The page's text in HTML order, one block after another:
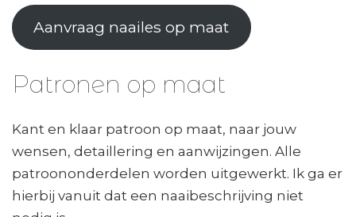
Aanvraag naailes op maat
Patronen op maat
Kant en klaar patroon op maat, naar jouw
wensen, detaillering en aanwijzingen. Alle
patroononderdelen worden uitgewerkt. Ik ga er
hierbij vanuit dat een naaibeschrijving niet